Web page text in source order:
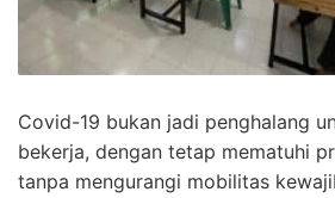
Covid-19 bukan jadi penghalang
bekerja, dengan tetap mematuhi
tanpa mengurangi mobilitas